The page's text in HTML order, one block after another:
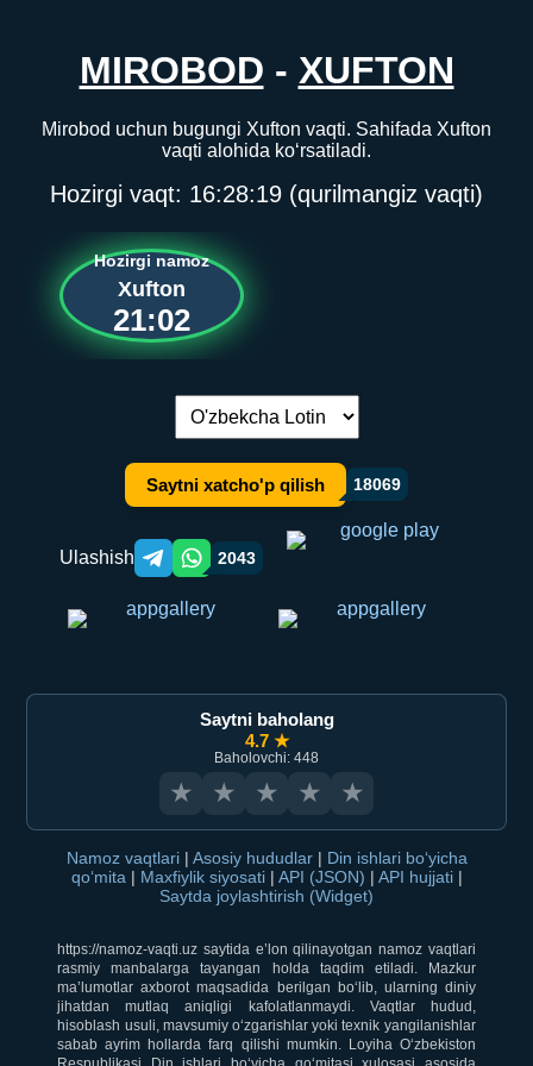
MIROBOD - XUFTON
Mirobod uchun bugungi Xufton vaqti. Sahifada Xufton
vaqti alohida ko‘rsatiladi.
Hozirgi vaqt: 16:28:19 (qurilmangiz vaqti)
Hozirgi namoz
Xufton
21:02
Tilni almashtirish:
Saytni xatcho'p qilish 18069
Ulashish Telegram orqali ulashish
WhatsApp orqali ulashish
2043
Saytni baholang
4.7 ★
Baholovchi: 448
★ ★ ★ ★ ★
Namoz vaqtlari | Asosiy hududlar | Din ishlari bo‘yicha
qo‘mita | Maxfiylik siyosati | API (JSON) | API hujjati |
Saytda joylashtirish (Widget)
https://namoz-vaqti.uz saytida e’lon qilinayotgan namoz vaqtlari
rasmiy manbalarga tayangan holda taqdim etiladi. Mazkur
ma’lumotlar axborot maqsadida berilgan bo‘lib, ularning diniy
jihatdan mutlaq aniqligi kafolatlanmaydi. Vaqtlar hudud,
hisoblash usuli, mavsumiy o‘zgarishlar yoki texnik yangilanishlar
sabab ayrim hollarda farq qilishi mumkin. Loyiha O‘zbekiston